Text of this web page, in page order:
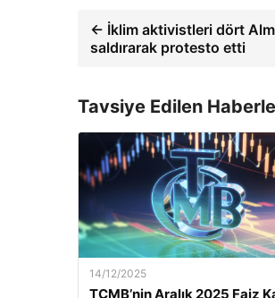
← İklim aktivistleri dört
saldırarak protesto etti
Tavsiye Edilen
14/12/2025
TCMB’nin Aralık 2025 Faiz